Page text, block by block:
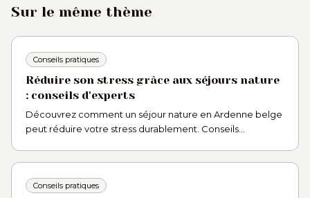
Sur le même thème
Conseils pratiques
Réduire son stress grâce aux séjours nature
: conseils d'experts
Découvrez comment un séjour nature en Ardenne belge
peut réduire votre stress durablement. Conseils
Conseils pratiques